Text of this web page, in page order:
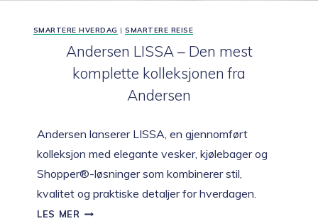
SMARTERE HVERDAG |SMARTERE REISE
Andersen LISSA – Den mest
komplette kolleksjonen fra
Andersen
Andersen lanserer LISSA, en gjennomført
kolleksjon med elegante vesker, kjølebager og
Shopper®-løsninger som kombinerer stil,
kvalitet og praktiske detaljer for hverdagen.
LES MER ANDERSEN